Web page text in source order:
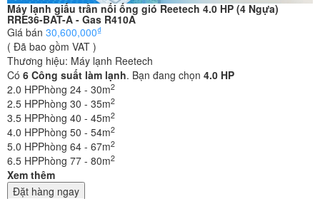
Máy lạnh giấu trần nối ống gió Reetech 4.0 HP (4 Ngựa)
RRE36-BAT-A - Gas R410A
Giá bán 30,600,000₫
( Đã bao gồm VAT )
Thương hiệu: Máy lạnh Reetech
Có 6 Công suất làm lạnh. Bạn đang chọn 4.0 HP
2.0 HPPhòng 24 - 30m2
2.5 HPPhòng 30 - 35m2
3.5 HPPhòng 40 - 45m2
4.0 HPPhòng 50 - 54m2
5.0 HPPhòng 64 - 67m2
6.5 HPPhòng 77 - 80m2
Xem thêm
Đặt hàng ngay